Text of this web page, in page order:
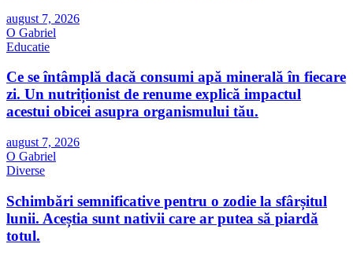
august 7, 2026
O Gabriel
Educatie
Ce se întâmplă dacă consumi apă minerală în fiecare
zi. Un nutriționist de renume explică impactul
acestui obicei asupra organismului tău.
august 7, 2026
O Gabriel
Diverse
Schimbări semnificative pentru o zodie la sfârșitul
lunii. Aceștia sunt nativii care ar putea să piardă
totul.